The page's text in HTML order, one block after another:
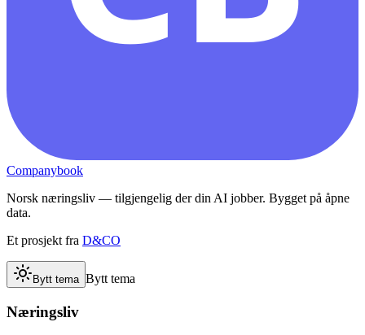
Companybook
Norsk næringsliv — tilgjengelig der din AI jobber. Bygget på åpne
data.
Et prosjekt fra D&CO
Bytt tema Bytt tema
Næringsliv